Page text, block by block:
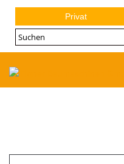
Privat